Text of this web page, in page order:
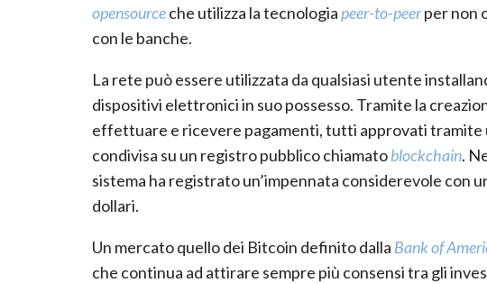
opensourceche utilizza la tecnologiapeer-to-peerper non
con le banche.
La rete può essere utilizzata da qualsiasi utente
dispositivi elettronici in suo possesso. Tramite la
effettuare e ricevere pagamenti, tutti approvati
condivisa su un registro pubblico chiamatoblockchain.
sistema ha registrato un’impennata considerevole con
dollari.
Un mercato quello dei Bitcoin definito dalla Bank of
che continua ad attirare sempre più consensi tra gli